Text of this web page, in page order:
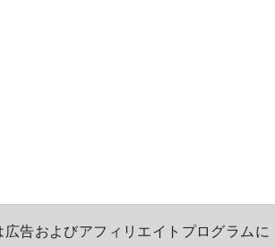
告およびアフィリエイトプログラムに